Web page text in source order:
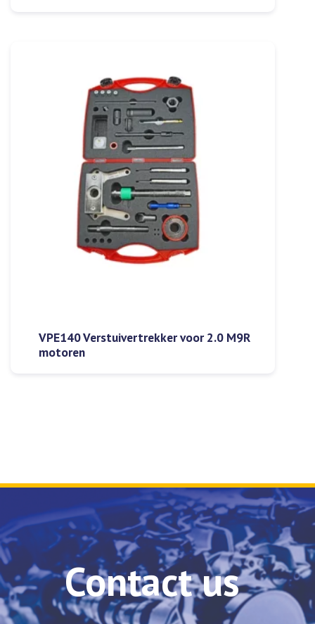
VPE140 Verstuivertrekker voor 2.0 M9R
motoren
Contact us